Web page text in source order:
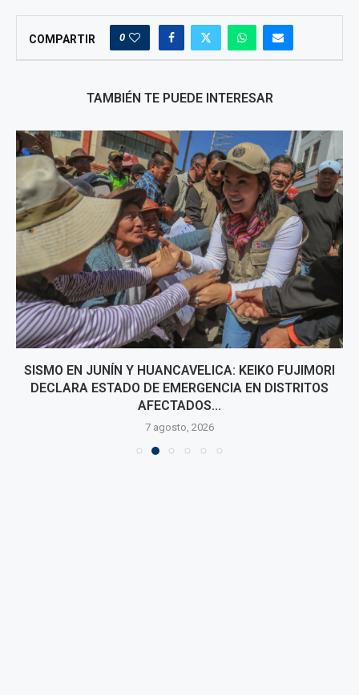
COMPARTIR 0
TAMBIÉN TE PUEDE INTERESAR
SISMO EN JUNÍN Y HUANCAVELICA: KEIKO FUJIMORI
DECLARA ESTADO DE EMERGENCIA EN DISTRITOS
AFECTADOS...
7 agosto, 2026